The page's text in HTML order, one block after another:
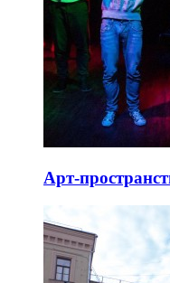
Арт-